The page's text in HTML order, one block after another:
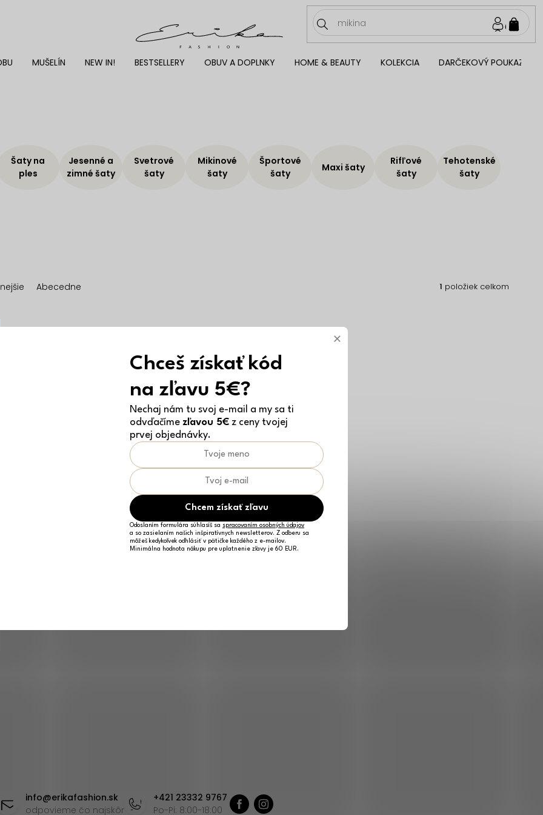
MUŠELÍN NEW IN! BESTSELLERY OBUV A DOPLNKY HOME & BEAUTY KOLEKCIA DARČEKOVÝ POUKAZ
Šaty na
ples
Jesenné a
zimné šaty
Svetrové
šaty
Mikinové
šaty
Športové
šaty
Maxi šaty
Rifľové
šaty
Tehotenské
šaty
Abecedne 1 položiek celkom
info@erikafashion.sk
odpovieme čo najskôr
+421 23332 9767
Po-Pi: 8:00-18:00
×
Chceš získať kód
na zľavu 5€?
Nechaj nám tu svoj e-mail a my sa ti
odvďačíme zľavou 5€ z ceny tvojej
prvej objednávky.
Chcem získať zľavu
Odoslaním formulára súhlasíš sa spracovaním osobných údajov
a so zasielaním našich inšpiratívnych newsletterov. Z odberu sa
môžeš kedykoľvek odhlásiť v pätičke každého z e-mailov.
Minimálna hodnota nákupu pre uplatnenie zľavy je 60 EUR.